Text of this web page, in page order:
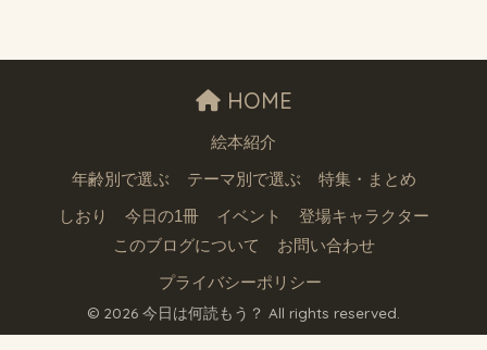
HOME
絵本紹介
年齢別で選ぶ テーマ別で選ぶ 特集・まとめ
しおり 今日の1冊 イベント
登場キャラクター
このブログについて
お問い合わせ
プライバシーポリシー
© 2026 今日は何読もう？ All rights reserved.